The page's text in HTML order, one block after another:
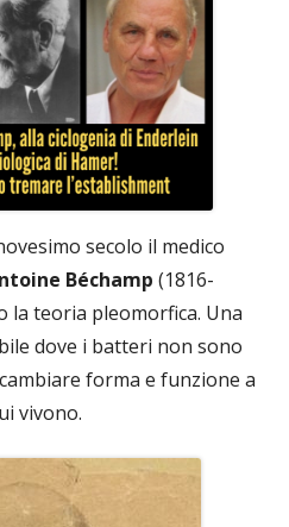
secolo il medico
Béchamp (1816-
la teoria pleomorfica. Una
dove i batteri non sono
forma e funzione a
vivono.